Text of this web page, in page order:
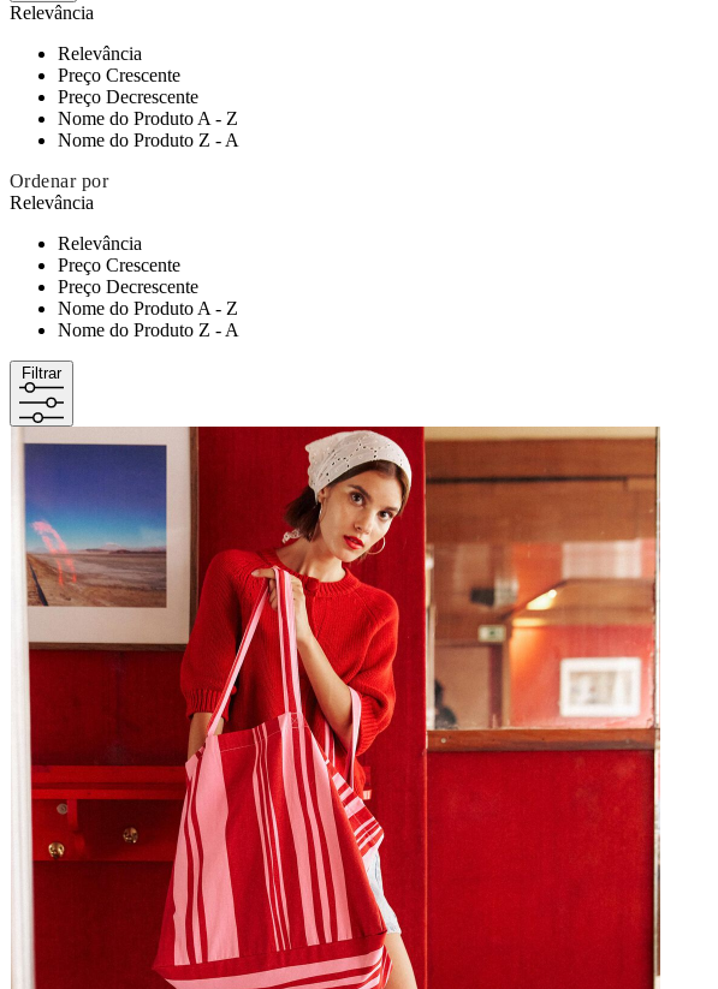
Relevância
Relevância
Preço Crescente
Preço Decrescente
Nome do Produto A - Z
Nome do Produto Z - A
Ordenar por
Relevância
Relevância
Preço Crescente
Preço Decrescente
Nome do Produto A - Z
Nome do Produto Z - A
Filtrar